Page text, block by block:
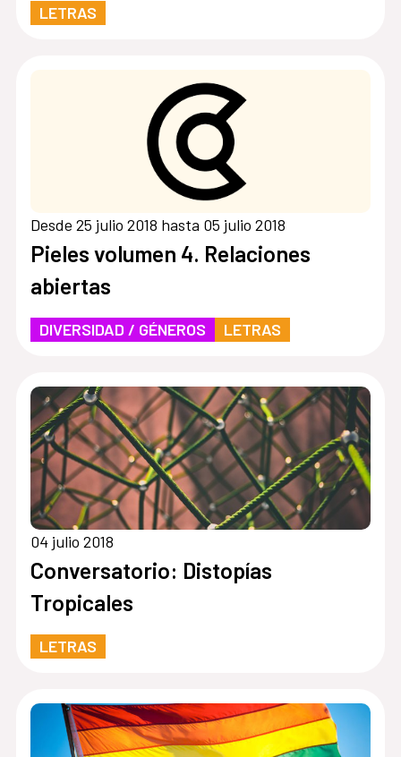
LETRAS
Desde 25 julio 2018 hasta 05 julio 2018
Pieles volumen 4. Relaciones
abiertas
DIVERSIDAD / GÉNEROS LETRAS
04 julio 2018
Conversatorio: Distopías
Tropicales
LETRAS